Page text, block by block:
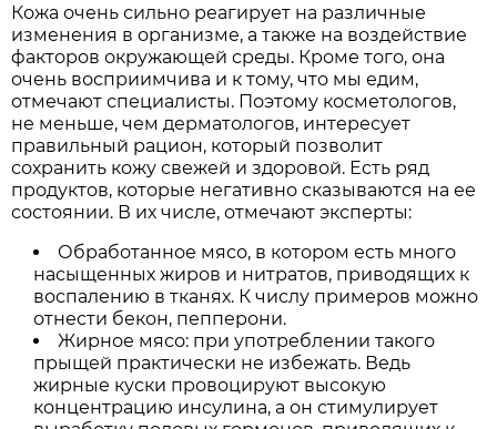
Кожа очень сильно реагирует на различные
изменения в организме, а также на воздействие
факторов окружающей среды. Кроме того, она
очень восприимчива и к тому, что мы едим,
отмечают специалисты. Поэтому косметологов,
не меньше, чем дерматологов, интересует
правильный рацион, который позволит
сохранить кожу свежей и здоровой. Есть ряд
продуктов, которые негативно сказываются на ее
состоянии. В их числе, отмечают эксперты:
Обработанное мясо, в котором есть много
насыщенных жиров и нитратов, приводящих к
воспалению в тканях. К числу примеров можно
отнести бекон, пепперони.
Жирное мясо: при употреблении такого
прыщей практически не избежать. Ведь
жирные куски провоцируют высокую
концентрацию инсулина, а он стимулирует